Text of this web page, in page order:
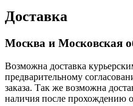
Доставка
Москва и Московская
Возможна доставка
предварительному
заказа. Так же возможна
наличия после прохождению